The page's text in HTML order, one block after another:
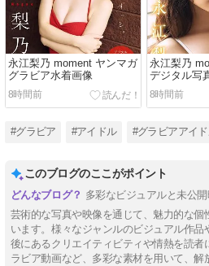
永江梨乃 moment ヤンマガ
グラビア水着画像
8時間前
永江梨乃
デジタル写
8時間前
#グラビア #アイドル #グラビアアイ
このブログのここがポイント
多彩なビジュアルと未公
芸術的な写真や映像を通じて、魅力的な
います。様々なジャンルのビジュアル作
後にあるクリエイティビティや情熱を読
ラビア動画など、多彩な素材を用いて、